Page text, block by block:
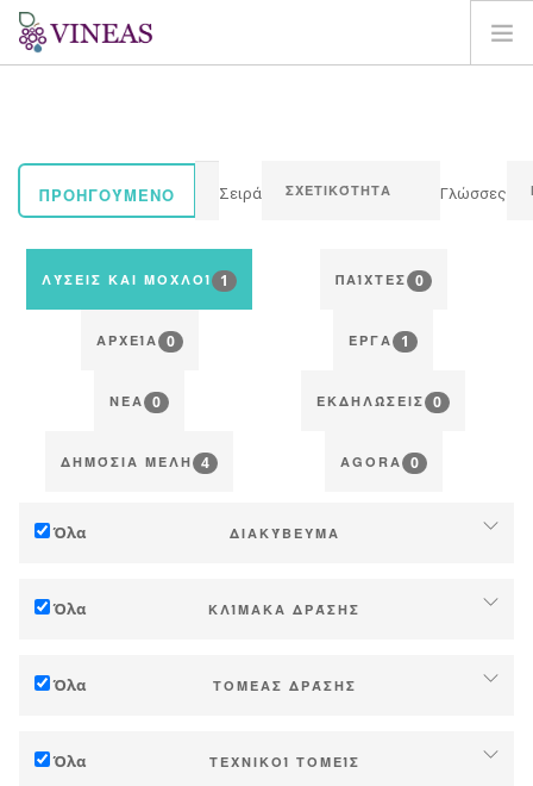
ΛΎΣΕΙΣ ΚΑΙ ΜΟΧΛΟΊ
ΠΡΟΗΓΟΎΜΕΝΟ Σειρά Γλώσσες
ΛΎΣΕΙΣ ΚΑΙ ΜΟΧΛΟΊ 1 ΠΑΊΧΤΕΣ 0
ΑΡΧΕΊΑ 0 ΈΡΓΑ 1
ΝΈΑ 0 ΕΚΔΗΛΏΣΕΙΣ 0
ΔΗΜΌΣΙΑ ΜΈΛΗ 4 AGORA 0
Όλα ΔΙΑΚΎΒΕΥΜΑ
Μείωση (εκπομπών αερίων θερμοκηπίου)
Όλα ΚΛΊΜΑΚΑ ΔΡΆΣΗΣ
Βιομηχανία, συναιτερισμοί
Όλα ΤΟΜΈΑΣ ΔΡΆΣΗΣ
Διαχείριση - Προώθηση
Όλα ΤΕΧΝΙΚΟΊ ΤΟΜΕΊΣ